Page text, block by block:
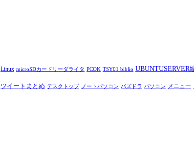
Linux microSDカードリーダライタ PCOK TSY01 biblio UBUNTUSERVER
ツイートまとめ デスクトップ ノートパソコン パズドラ パソコン メニュー